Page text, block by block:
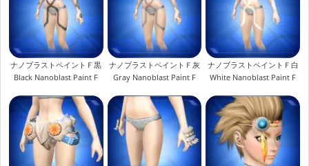
ナノブラストペイントＦ黒
Black Nanoblast Paint F
ナノブラストペイントＦ灰
Gray Nanoblast Paint F
ナノブラストペイントＦ白
White Nanoblast Paint F